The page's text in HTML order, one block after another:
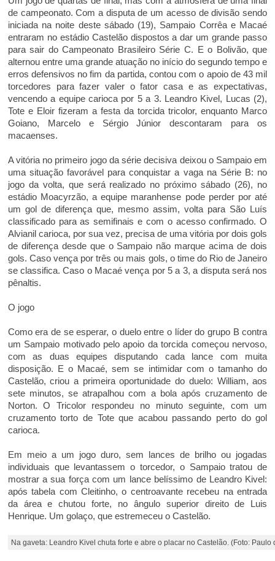
de campeonato. Com a disputa de um acesso de divisão sendo
iniciada na noite deste sábado (19), Sampaio Corrêa e Macaé
entraram no estádio Castelão dispostos a dar um grande passo
para sair do Campeonato Brasileiro Série C. E o Bolivão, que
alternou entre uma grande atuação no início do segundo tempo e
erros defensivos no fim da partida, contou com o apoio de 43 mil
torcedores para fazer valer o fator casa e as expectativas,
vencendo a equipe carioca por 5 a 3. Leandro Kivel, Lucas (2),
Tote e Eloir fizeram a festa da torcida tricolor, enquanto Marco
Goiano, Marcelo e Sérgio Júnior descontaram para os
macaenses.
A vitória no primeiro jogo da série decisiva deixou o Sampaio em
uma situação favorável para conquistar a vaga na Série B: no
jogo da volta, que será realizado no próximo sábado (26), no
estádio Moacyrzão, a equipe maranhense pode perder por até
um gol de diferença que, mesmo assim, volta para São Luís
classificado para as semifinais e com o acesso confirmado. O
Alvianil carioca, por sua vez, precisa de uma vitória por dois gols
de diferença desde que o Sampaio não marque acima de dois
gols. Caso vença por três ou mais gols, o time do Rio de Janeiro
se classifica. Caso o Macaé vença por 5 a 3, a disputa será nos
pênaltis.
O jogo
Como era de se esperar, o duelo entre o líder do grupo B contra
um Sampaio motivado pelo apoio da torcida começou nervoso,
com as duas equipes disputando cada lance com muita
disposição. E o Macaé, sem se intimidar com o tamanho do
Castelão, criou a primeira oportunidade do duelo: William, aos
sete minutos, se atrapalhou com a bola após cruzamento de
Norton. O Tricolor respondeu no minuto seguinte, com um
cruzamento torto de Tote que acabou passando perto do gol
carioca.
Em meio a um jogo duro, sem lances de brilho ou jogadas
individuais que levantassem o torcedor, o Sampaio tratou de
mostrar a sua força com um lance belíssimo de Leandro Kivel:
após tabela com Cleitinho, o centroavante recebeu na entrada
da área e chutou forte, no ângulo superior direito de Luis
Henrique. Um golaço, que estremeceu o Castelão.
Na gaveta: Leandro Kivel chuta forte e abre o placar no Castelão. (Foto: Paulo